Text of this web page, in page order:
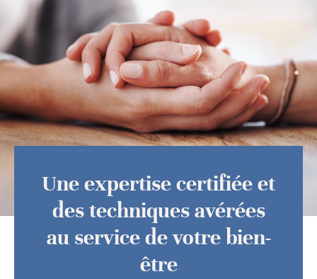
Une expertise certifiée et
des techniques avérées
au service de votre bien-
être